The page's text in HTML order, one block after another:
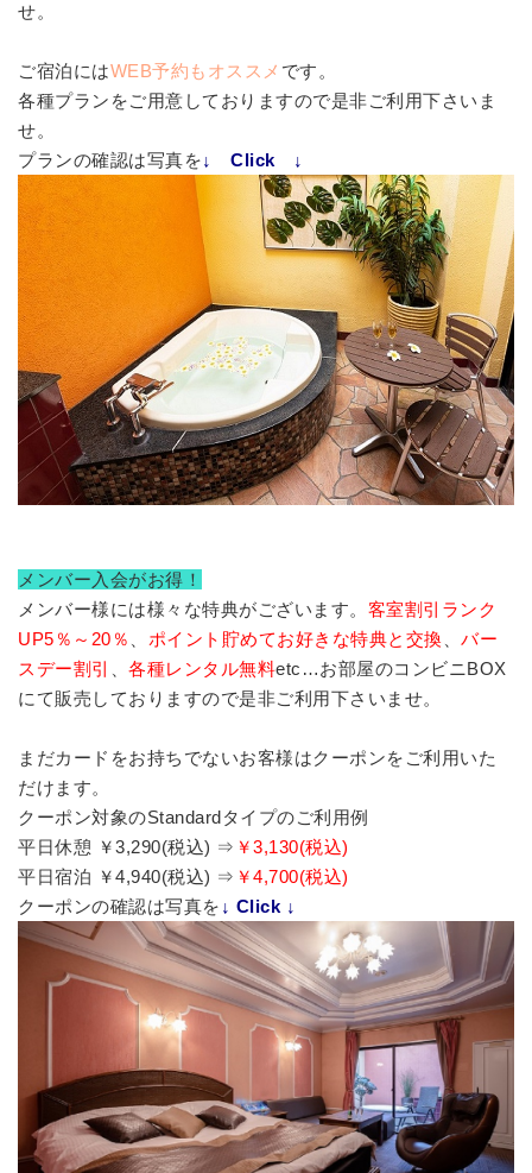
せ。
ご宿泊にはWEB予約もオススメ です。
各種プランをご用意しておりますので是非ご利用下さいま
せ。
プランの確認は写真を↓ Click ↓
メンバー入会がお得！
メンバー様には様々な特典がございます。 客室割引ランク
UP5％～20％
ポイント貯めてお好きな特典と交換
バー
スデー割引
各種レンタル無料etc…お部屋のコンビニBOX
にて販売しておりますので是非ご利用下さいませ。
まだカードをお持ちでないお客様はクーポンをご利用いた
だけます。
クーポン対象のStandardタイプのご利用例
平日休憩 ￥3,290(税込) ⇒ ￥3,130(税込)
平日宿泊 ￥4,940(税込) ⇒ ￥4,700(税込)
クーポンの確認は写真を ↓ Click ↓